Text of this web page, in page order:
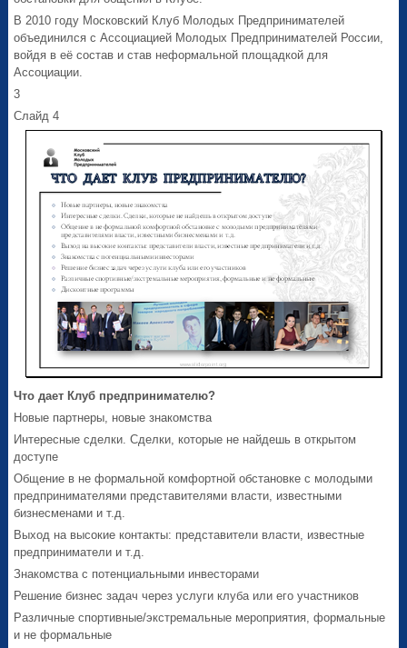
В 2010 году Московский Клуб Молодых Предпринимателей
объединился с Ассоциацией Молодых Предпринимателей России,
войдя в её состав и став неформальной площадкой для
Ассоциации.
3
Слайд 4
Что дает Клуб предпринимателю?
Новые партнеры, новые знакомства
Интересные сделки. Сделки, которые не найдешь в открытом
доступе
Общение в не формальной комфортной обстановке с молодыми
предпринимателями представителями власти, известными
бизнесменами и т.д.
Выход на высокие контакты: представители власти, известные
предприниматели и т.д.
Знакомства с потенциальными инвесторами
Решение бизнес задач через услуги клуба или его участников
Различные спортивные/экстремальные мероприятия, формальные
и не формальные